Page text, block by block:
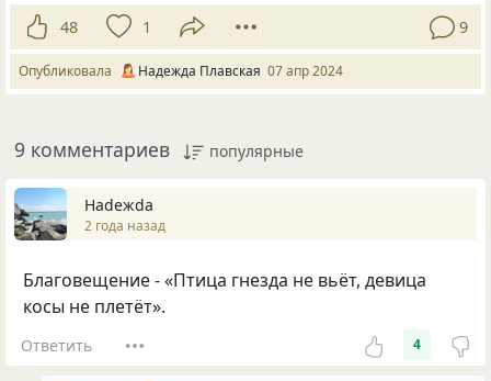
48 1 9
Опубликовала Надежда Плавская 07 апр 2024
9 комментариев популярные
Нadeжda
2 года назад
Благовещение - «Птица гнезда не вьёт, девица
косы не плетёт».
Ответить 4